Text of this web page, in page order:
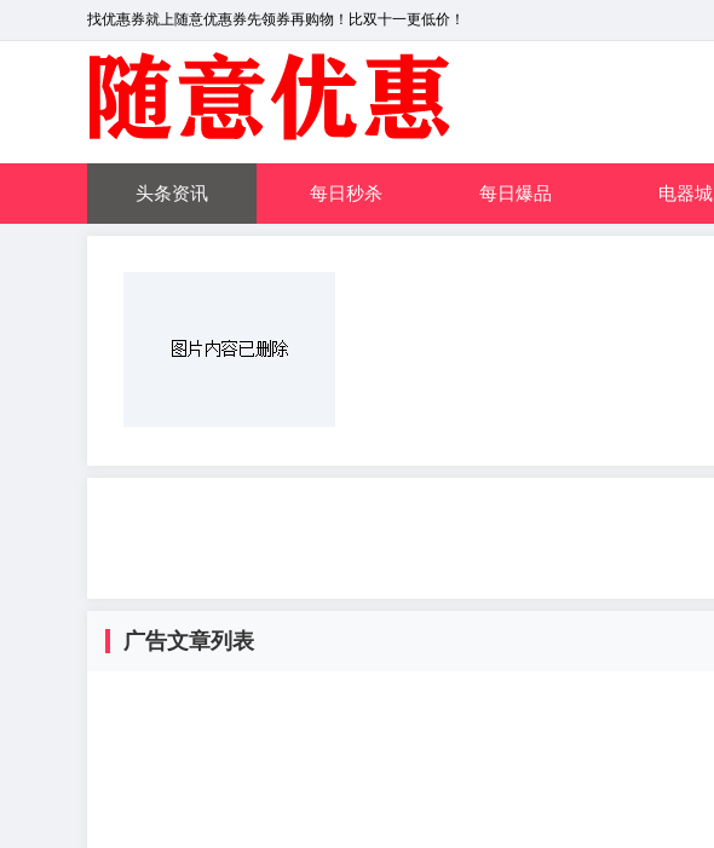
找优惠券就上随意优惠券先领券再购物！比双十一更低价！
头条资讯 每日秒杀 每日爆品 电器城
广告文章列表